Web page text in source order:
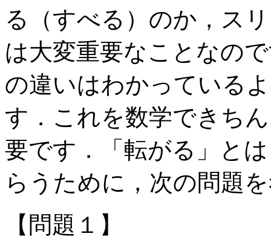
る（すべる）のか，ス
は大変重要なことなの
の違いはわかっている
す．これを数学できち
要です．「転がる」と
らうために，次の問題
【問題１】